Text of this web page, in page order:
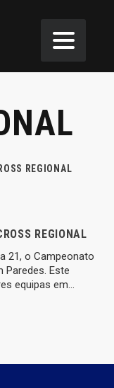
REGIONAL
REGIONAL
21, o Campeonato
Paredes. Este
equipas em…